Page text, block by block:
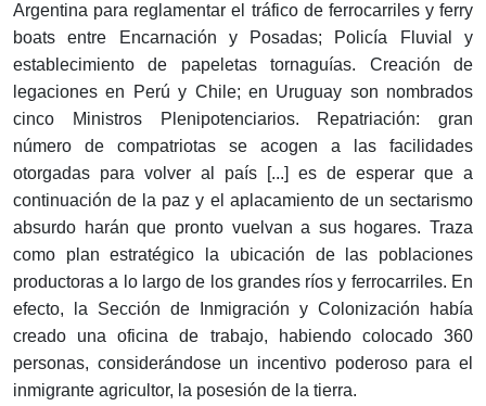
Argentina para reglamentar el tráfico de ferrocarriles y ferry
boats entre Encarnación y Posadas; Policía Fluvial y
establecimiento de papeletas tornaguías. Creación de
legaciones en Perú y Chile; en Uruguay son nombrados
cinco Ministros Plenipotenciarios. Repatriación: gran
número de compatriotas se acogen a las facilidades
otorgadas para volver al país [...] es de esperar que a
continuación de la paz y el aplacamiento de un sectarismo
absurdo harán que pronto vuelvan a sus hogares. Traza
como plan estratégico la ubicación de las poblaciones
productoras a lo largo de los grandes ríos y ferrocarriles. En
efecto, la Sección de Inmigración y Colonización había
creado una oficina de trabajo, habiendo colocado 360
personas, considerándose un incentivo poderoso para el
inmigrante agricultor, la posesión de la tierra.